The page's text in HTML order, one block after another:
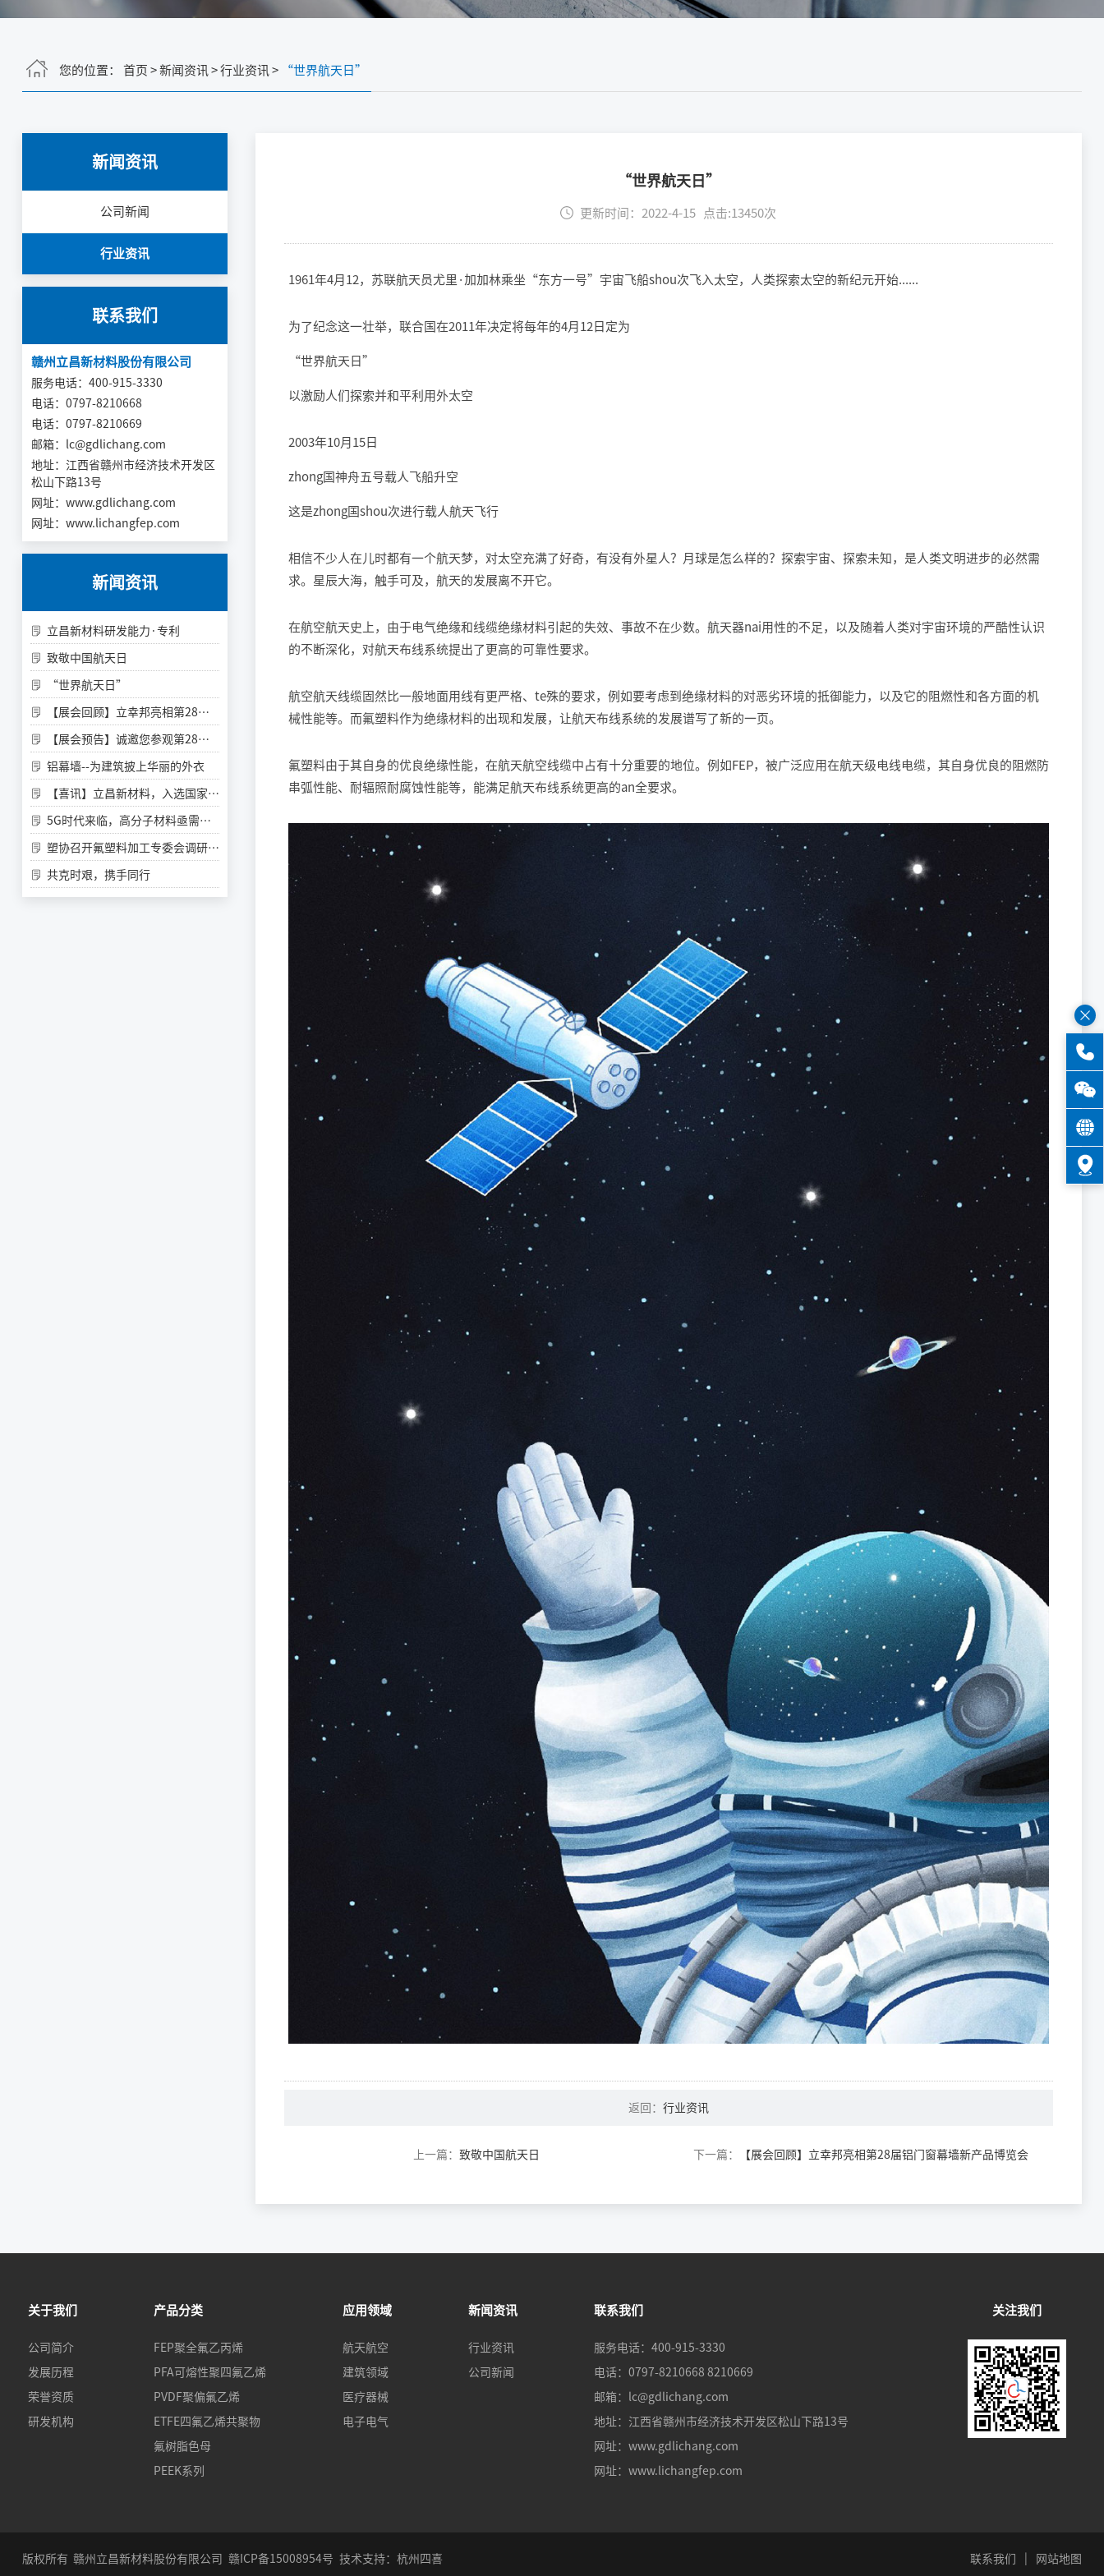
您的位置： 首页 > 新闻资讯 > 行业资讯 > “世界航天日”
新闻资讯
公司新闻
行业资讯
联系我们
赣州立昌新材料股份有限公司
服务电话：400-915-3330
电话：0797-8210668
电话：0797-8210669
邮箱：lc@gdlichang.com
地址：江西省赣州市经济技术开发区
松山下路13号
网址： www.gdlichang.com
网址： www.lichangfep.com
新闻资讯
立昌新材料研发能力·专利
致敬中国航天日
“世界航天日”
【展会回顾】立幸邦亮相第28届铝门窗幕墙新产品博览会
【展会预告】诚邀您参观第28届铝门窗幕墙新产品博览会
铝幕墙--为建筑披上华丽的外衣
【喜讯】立昌新材料，入选国家级第三批专精特新“小巨人”企业
5G时代来临，高分子材料亟需更新换代，低介电材料如何选？
塑协召开氟塑料加工专委会调研座谈会
共克时艰，携手同行
“世界航天日”
更新时间：2022-4-15 点击:13450次
1961年4月12，苏联航天员尤里·加加林乘坐“东方一号”宇宙飞船shou次飞入太空，人类探索太空的新纪元开始......
为了纪念这一壮举，联合国在2011年决定将每年的4月12日定为
“世界航天日”
以激励人们探索并和平利用外太空
2003年10月15日
zhong国神舟五号载人飞船升空
这是zhong国shou次进行载人航天飞行
相信不少人在儿时都有一个航天梦，对太空充满了好奇，有没有外星人？月球是怎么样的？探索宇宙、探索未知，是人类文明进步的必然需
求。星辰大海，触手可及，航天的发展离不开它。
在航空航天史上，由于电气绝缘和线缆绝缘材料引起的失效、事故不在少数。航天器nai用性的不足，以及随着人类对宇宙环境的严酷性认识
的不断深化，对航天布线系统提出了更高的可靠性要求。
航空航天线缆固然比一般地面用线有更严格、te殊的要求，例如要考虑到绝缘材料的对恶劣环境的抵御能力，以及它的阻燃性和各方面的机
械性能等。而氟塑料作为绝缘材料的出现和发展，让航天布线系统的发展谱写了新的一页。
氟塑料由于其自身的优良绝缘性能，在航天航空线缆中占有十分重要的地位。例如FEP，被广泛应用在航天级电线电缆，其自身优良的阻燃防
串弧性能、耐辐照耐腐蚀性能等，能满足航天布线系统更高的an全要求。
返回： 行业资讯
上一篇： 致敬中国航天日 下一篇： 【展会回顾】立幸邦亮相第28届铝门窗幕墙新产品博览会
关于我们
公司简介
发展历程
荣誉资质
研发机构
产品分类
FEP聚全氟乙丙烯
PFA可熔性聚四氟乙烯
PVDF聚偏氟乙烯
ETFE四氟乙烯共聚物
氟树脂色母
PEEK系列
应用领域
航天航空
建筑领域
医疗器械
电子电气
新闻资讯
行业资讯
公司新闻
联系我们
服务电话：400-915-3330
电话：0797-8210668 8210669
邮箱：lc@gdlichang.com
地址：江西省赣州市经济技术开发区松山下路13号
网址：www.gdlichang.com
网址：www.lichangfep.com
关注我们
版权所有 赣州立昌新材料股份有限公司 赣ICP备15008954号 技术支持： 杭州四喜 联系我们 网站地图